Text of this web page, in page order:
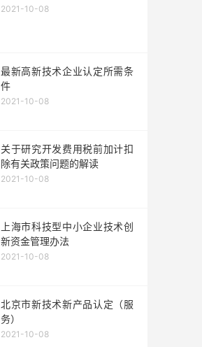
2021-10-08
最新高新技术企业认定所需条
件
2021-10-08
关于研究开发费用税前加计扣
除有关政策问题的解读
2021-10-08
上海市科技型中小企业技术创
新资金管理办法
2021-10-08
北京市新技术新产品认定（服
务）
2021-10-08